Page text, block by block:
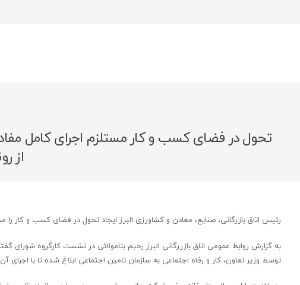
تحول در فضای کسب و کار مستلزم اجرای کامل
از
رئیس اتاق بازرگانی، صنایع، معادن و کشاورزی البرز ایجاد تحول در فضای کسب و کار
توسط وزیر تعاون، کار و رفاه اجتماعی به سازمان تامین اجتماعی ابلاغ شده تا با